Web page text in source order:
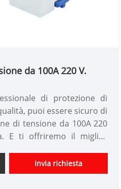
da 100A 220 V.
di protezione di
puoi essere sicuro di
di tensione da 100A 220
E ti offriremo il miglior
di protezione da
di protezione da parte di
Invia richiesta